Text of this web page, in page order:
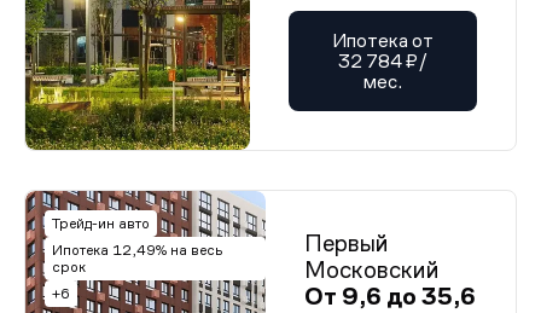
Ипотека от
32 784 ₽/
мес.
Трейд-ин авто
Ипотека 12,49% на весь
срок
+6
Первый
Московский
От 9,6 до 35,6